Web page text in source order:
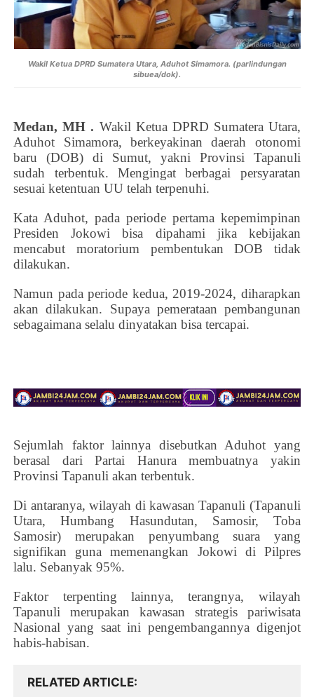
Wakil Ketua DPRD Sumatera Utara, Aduhot Simamora. (parlindungan
sibuea/dok).
Medan, MH . Wakil Ketua DPRD Sumatera Utara,
Aduhot Simamora, berkeyakinan daerah otonomi
baru (DOB) di Sumut, yakni Provinsi Tapanuli
sudah terbentuk. Mengingat berbagai persyaratan
sesuai ketentuan UU telah terpenuhi.
Kata Aduhot, pada periode pertama kepemimpinan
Presiden Jokowi bisa dipahami jika kebijakan
mencabut moratorium pembentukan DOB tidak
dilakukan.
Namun pada periode kedua, 2019-2024, diharapkan
akan dilakukan. Supaya pemerataan pembangunan
sebagaimana selalu dinyatakan bisa tercapai.
Sejumlah faktor lainnya disebutkan Aduhot yang
berasal dari Partai Hanura membuatnya yakin
Provinsi Tapanuli akan terbentuk.
Di antaranya, wilayah di kawasan Tapanuli (Tapanuli
Utara, Humbang Hasundutan, Samosir, Toba
Samosir) merupakan penyumbang suara yang
signifikan guna memenangkan Jokowi di Pilpres
lalu. Sebanyak 95%.
Faktor terpenting lainnya, terangnya, wilayah
Tapanuli merupakan kawasan strategis pariwisata
Nasional yang saat ini pengembangannya digenjot
habis-habisan.
RELATED ARTICLE